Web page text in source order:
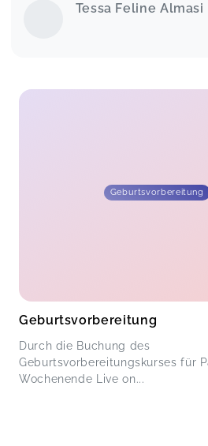
Tessa Feline Almasi
Geburtsvorbereitung
Geburtsvorbereitung
Durch die Buchung des
Geburtsvorbereitungskurses für
Wochenende Live on...